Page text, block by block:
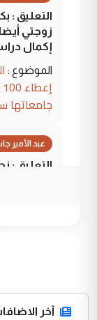
التعليق :
زوجتي
إكمال
الموضوع :
جامعاتها
عبد الأمير
التعليق :
نتشرف
التعليق :
للوزاره
آخر